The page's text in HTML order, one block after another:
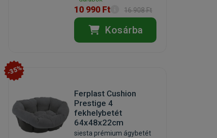
10 990 Ft 16 908 Ft
Kosárba
-35%
Ferplast Cushion
Prestige 4
fekhelybetét
64x48x22cm
siesta prémium ágybetét